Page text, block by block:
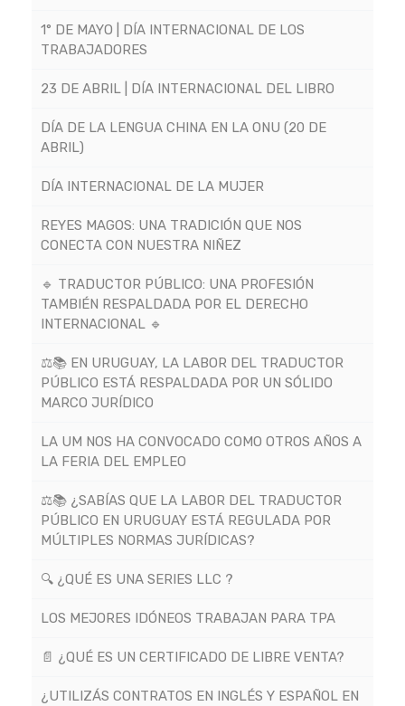
1° DE MAYO | DÍA INTERNACIONAL DE LOS
TRABAJADORES
23 DE ABRIL | DÍA INTERNACIONAL DEL LIBRO
DÍA DE LA LENGUA CHINA EN LA ONU (20 DE
ABRIL)
DÍA INTERNACIONAL DE LA MUJER
REYES MAGOS: UNA TRADICIÓN QUE NOS
CONECTA CON NUESTRA NIÑEZ
🔹 TRADUCTOR PÚBLICO: UNA PROFESIÓN
TAMBIÉN RESPALDADA POR EL DERECHO
INTERNACIONAL 🔹
⚖️📚 EN URUGUAY, LA LABOR DEL TRADUCTOR
PÚBLICO ESTÁ RESPALDADA POR UN SÓLIDO
MARCO JURÍDICO
LA UM NOS HA CONVOCADO COMO OTROS AÑOS A
LA FERIA DEL EMPLEO
⚖️📚 ¿SABÍAS QUE LA LABOR DEL TRADUCTOR
PÚBLICO EN URUGUAY ESTÁ REGULADA POR
MÚLTIPLES NORMAS JURÍDICAS?
🔍 ¿QUÉ ES UNA SERIES LLC ?
LOS MEJORES IDÓNEOS TRABAJAN PARA TPA
📄 ¿QUÉ ES UN CERTIFICADO DE LIBRE VENTA?
¿UTILIZÁS CONTRATOS EN INGLÉS Y ESPAÑOL EN